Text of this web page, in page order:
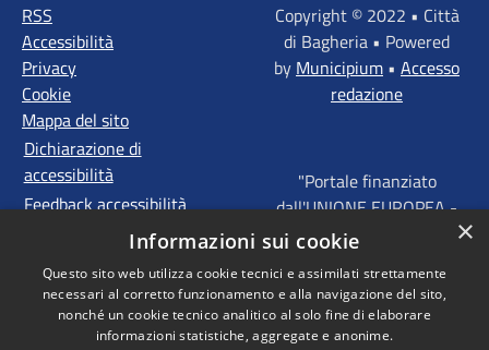
RSS
Accessibilità
Privacy
Cookie
Mappa del sito
Dichiarazione di
accessibilità
Feedback accessibilità
Copyright © 2022 • Città
di Bagheria • Powered
by Municipium • Accesso
redazione
"Portale finanziato
dall'UNIONE EUROPEA -
FONDI STRUTTURALI
EUROPEI - Programma
Operativo FESR Sicilia
2014 - 2020 Agenda
×
Informazioni sui cookie
Questo sito web utilizza cookie tecnici e assimilati strettamente
necessari al corretto funzionamento e alla navigazione del sito,
nonché un cookie tecnico analitico al solo fine di elaborare
informazioni statistiche, aggregate e anonime.